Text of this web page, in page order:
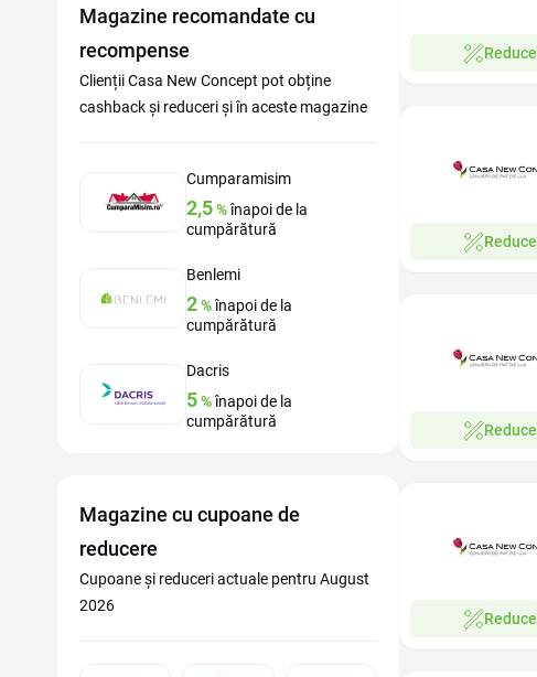
Magazine recomandate cu
recompense
Clienții Casa New Concept pot obține
cashback și reduceri și în aceste magazine
Cumparamisim
2,5%înapoi de la
cumpărătură
Benlemi
2%înapoi de la
cumpărătură
Dacris
5%înapoi de la
cumpărătură
Magazine cu cupoane de
reducere
Cupoane și reduceri actuale pentru August
2026